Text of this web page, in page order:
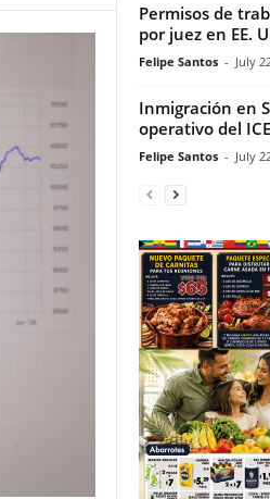
Permisos de
por juez en EE.
Felipe Santos - July
Inmigración en
operativo del ICE
Felipe Santos - July